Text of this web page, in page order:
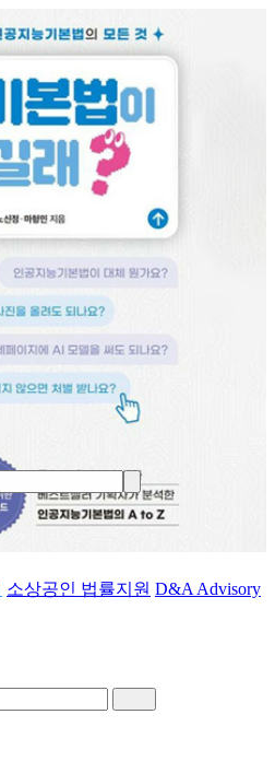
소상공인 법률지원 D&A Advisory